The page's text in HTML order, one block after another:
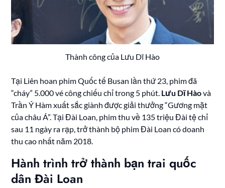
Thành công của Lưu Dĩ Hào
Tại Liên hoan phim Quốc tế Busan lần thứ 23, phim đã
“cháy” 5.000 vé công chiếu chỉ trong 5 phút. Lưu Dĩ Hàovà
Trần Ý Hàm xuất sắc giành được giải thưởng “Gương mặt
của châu Á”. Tại Đài Loan, phim thu về 135 triệu Đài tệ chỉ
sau 11 ngày ra rạp, trở thành bộ phim Đài Loan có doanh
thu cao nhất năm 2018.
Hành trình trở thành bạn trai quốc
dân Đài Loan